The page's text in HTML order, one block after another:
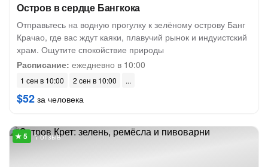
Остров в сердце Бангкока
Отправьтесь на водную прогулку к зелёному острову Банг
Крачао, где вас ждут каяки, плавучий рынок и индуистский
храм. Ощутите спокойствие природы
Расписание: ежедневно в 10:00
1 сен в 10:00 2 сен в 10:00
$52 за человека
1 отзыв